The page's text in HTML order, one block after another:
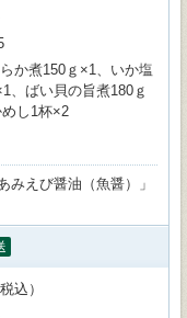
か煮150ｇ×1、いか塩
、ばい貝の旨煮180ｇ
し1杯×2
みえび醤油（魚醤）」
込）